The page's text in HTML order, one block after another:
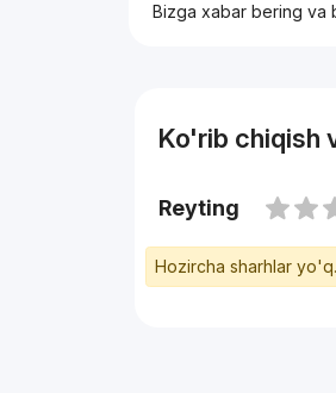
Bizga xabar bering va
Ko'rib chiqish
Reyting
Hozircha sharhlar